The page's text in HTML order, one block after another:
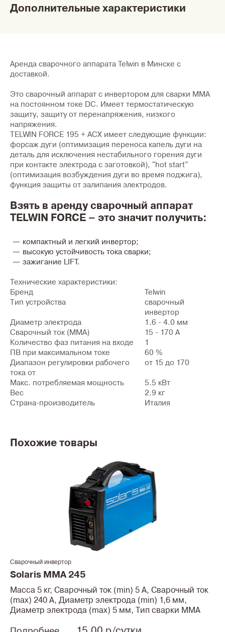
Дополнительные характеристики
Аренда сварочного аппарата Telwin в Минске с
доставкой.
Это сварочный аппарат с инвертором для сварки ММА
на постоянном токе DC. Имеет термостатическую
защиту, защиту от перенапряжения, низкого
напряжения.
TELWIN FORCE 195 + ACX имеет следующие функции:
форсаж дуги (оптимизация переноса капель дуги на
деталь для исключения нестабильного горения дуги
при контакте электрода с заготовкой), "hot start"
(оптимизация возбуждения дуги во время поджига),
функция защиты от залипания электродов.
Взять в аренду сварочный аппарат
TELWIN FORCE – это значит получить:
компактный и легкий инвертор;
высокую устойчивость тока сварки;
зажигание LIFT.
Технические характеристики:
Бренд
Telwin
Тип устройства
сварочный
инвертор
Диаметр электрода
1.6 - 4.0 мм
Сварочный ток (MMA)
15 - 170 А
Количество фаз питания на входе
1
ПВ при максимальном токе
60 %
Диапазон регулировки рабочего
тока от
от 15 до 170
Макс. потребляемая мощность
5.5 кВт
Вес
2.9 кг
Страна-производитель
Италия
Похожие товары
Сварочный инвертор
Solaris MMA 245
Масса 5 кг, Сварочный ток (min) 5 А, Сварочный ток
(max) 240 А, Диаметр электрода (min) 1,6 мм,
Диаметр электрода (max) 5 мм, Тип сварки MMA